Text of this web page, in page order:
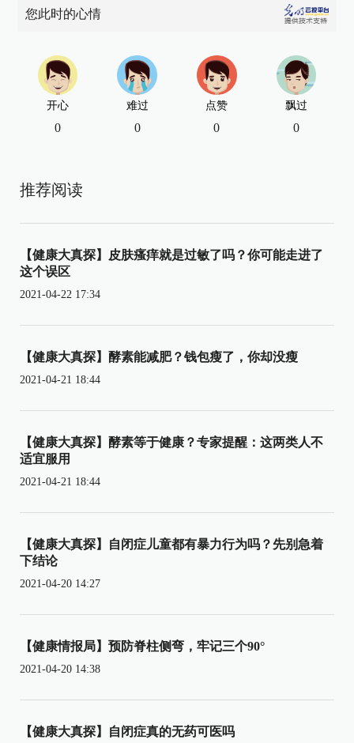
您此时的心情
开心
0
难过
0
点赞
0
飘过
0
推荐阅读
【健康大真探】皮肤瘙痒就是过敏了吗？你可能走进了
这个误区
2021-04-22 17:34
【健康大真探】酵素能减肥？钱包瘦了，你却没瘦
2021-04-21 18:44
【健康大真探】酵素等于健康？专家提醒：这两类人不
适宜服用
2021-04-21 18:44
【健康大真探】自闭症儿童都有暴力行为吗？先别急着
下结论
2021-04-20 14:27
【健康情报局】预防脊柱侧弯，牢记三个90°
2021-04-20 14:38
【健康大真探】自闭症真的无药可医吗